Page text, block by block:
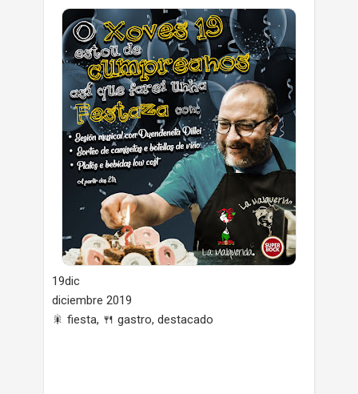
19dic
diciembre 2019
🎇 fiesta, 🍴 gastro, destacado